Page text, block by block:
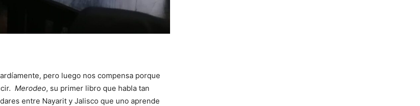
pero luego nos compensa porque
Merodeo, su primer libro que habla tan
entre Nayarit y Jalisco que uno aprende